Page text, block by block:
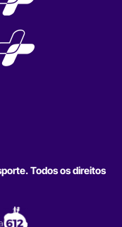
Todos os direitos